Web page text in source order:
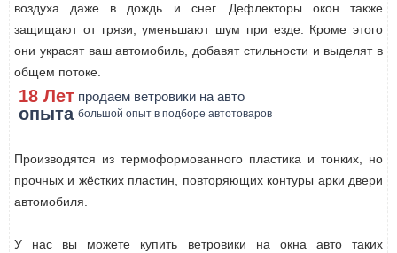
воздуха даже в дождь и снег. Дефлекторы окон также
защищают от грязи, уменьшают шум при езде. Кроме этого
они украсят ваш автомобиль, добавят стильности и выделят в
общем потоке.
18 Лет продаем ветровики на авто
опыта большой опыт в подборе автотоваров
Производятся из термоформованного пластика и тонких, но
прочных и жёстких пластин, повторяющих контуры арки двери
автомобиля.
У нас вы можете купить ветровики на окна авто таких